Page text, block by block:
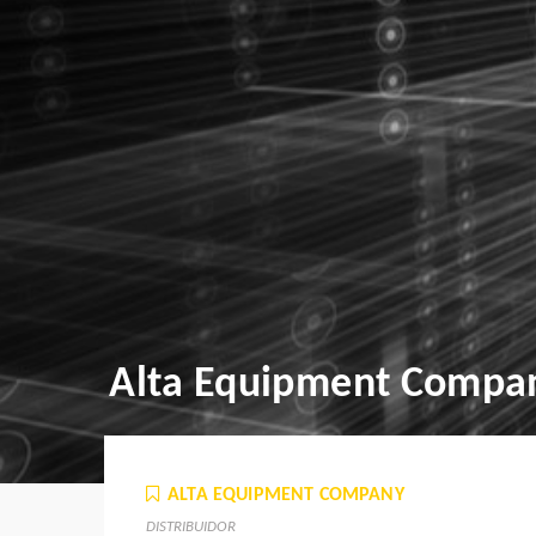
Alta Equipment
ALTA EQUIPMENT COMPANY
DISTRIBUIDOR